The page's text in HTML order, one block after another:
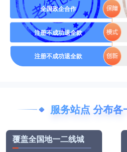
全国政企合作
注册不成功退全款
注册不成功退全款
服务站点 分布各
覆盖全国地一二线城